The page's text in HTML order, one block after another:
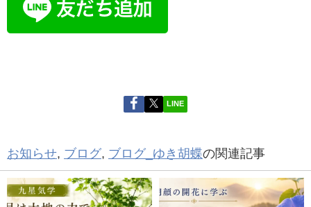
LINE
お知らせ, ブログ, ブログ_ゆき胡蝶の関連記事